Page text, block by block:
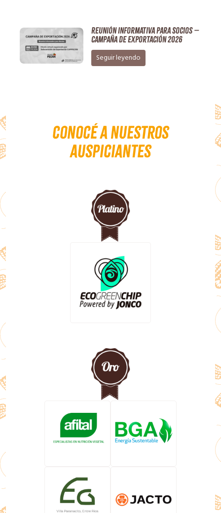
Reunión Informativa para Socios –
Campaña de Exportación 2026
Seguir leyendo
Conocé a nuestros
auspiciantes